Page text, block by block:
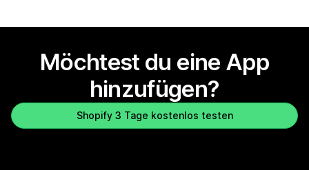
Möchtest du eine App
hinzufügen?
Shopify 3 Tage kostenlos testen